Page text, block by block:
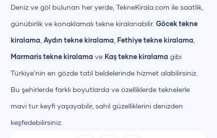
Deniz ve göl bulunan her yerde, TekneKirala.com ile saatlik,
günübirlik ve konaklamalı tekne kiralanabilir.Göcek tekne
kiralama ,Aydın tekne kiralama Fethiye tekne kiralama
Marmaris tekne kiralama ve Kaş tekne kiralama gibi
Türkiye'nin en gözde tatil beldelerinde hizmet alabilirsiniz.
Bu şehirlerde farklı boyutlarda ve özelliklerde teknelerle
mavi tur keyfi yaşayabilir, sahil güzelliklerini denizden
keşfedebilirsiniz.